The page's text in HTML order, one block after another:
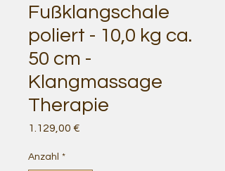
Fußklangschale
poliert - 10,0 kg ca.
50 cm -
Klangmassage
Therapie
1.129,00 €
Anzahl *